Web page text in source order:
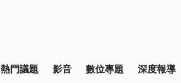
熱門議題 影音 數位專題 深度報導